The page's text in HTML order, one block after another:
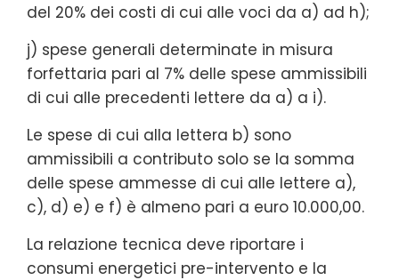
del 20% dei costi di cui alle voci da a) ad h);
j) spese generali determinate in misura
forfettaria pari al 7% delle spese ammissibili
di cui alle precedenti lettere da a) a i).
Le spese di cui alla lettera b) sono
ammissibili a contributo solo se la somma
delle spese ammesse di cui alle lettere a),
c), d) e) e f) è almeno pari a euro 10.000,00.
La relazione tecnica deve riportare i
consumi energetici pre-intervento e la